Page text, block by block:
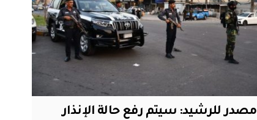
مصدر للرشيد: سيتم رفع حالة الإنذار